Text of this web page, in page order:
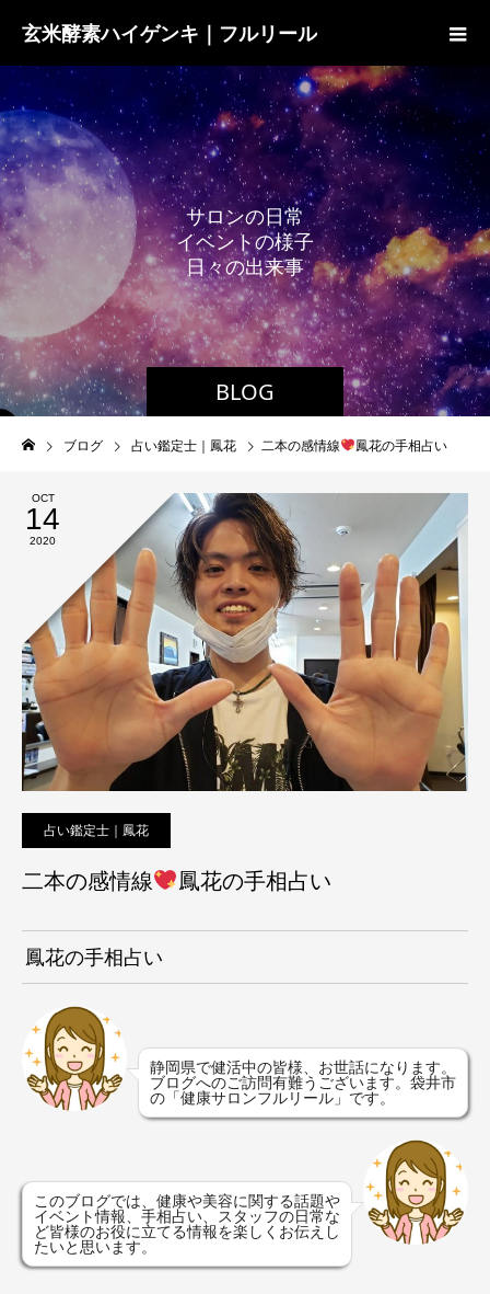
玄米酵素ハイゲンキ｜フルリール
BLOG
サロンの日常
イベン トの様子
日々の出来事
ブログ 占い鑑定士｜鳳花 二本の感情線 鳳花の手相占い
OCT
14
2020
占い鑑定士｜鳳花
二本の感情線 鳳花の手相占い
鳳花の手相占い
静岡県で健活中の皆様、お世話になります。
ブログへのご訪問有難うございます。袋井市
の「健康サロンフルリール」です。
このブログでは、健康や美容に関する話題や
イベント情報、手相占い、スタッフの日常な
ど皆様のお役に立てる情報を楽しくお伝えし
たいと思います。